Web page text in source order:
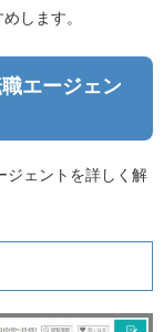
します。
エージェン
ジェントを詳しく解